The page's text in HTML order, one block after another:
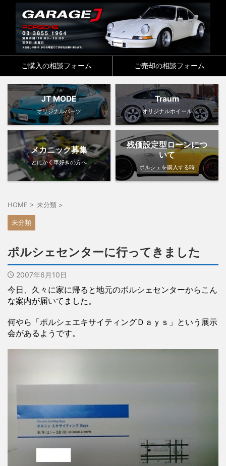
ご購入の相談フォーム ご売却の相談フォーム
JT MODE
オリジナルパーツ
Traum
オリジナルホイール
メカニック募集
とにかく車好きの方へ
残価設定型ローンにつ
いて
ポルシェを購入する時
HOME > 未分類 >
未分類
ポルシェセンターに行ってきました
2007年6月10日
今日、久々に家に帰ると地元のポルシェセンターからこん
な案内が届いてました。
何やら「ポルシェエキサイティングＤａｙｓ」という展示
会があるようです。